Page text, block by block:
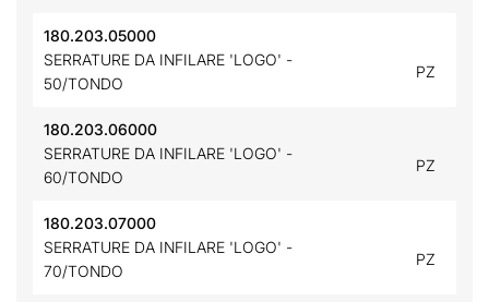
180.203.05000
SERRATURE DA INFILARE 'LOGO' -
50/TONDO
PZ
180.203.06000
SERRATURE DA INFILARE 'LOGO' -
60/TONDO
PZ
180.203.07000
SERRATURE DA INFILARE 'LOGO' -
70/TONDO
PZ